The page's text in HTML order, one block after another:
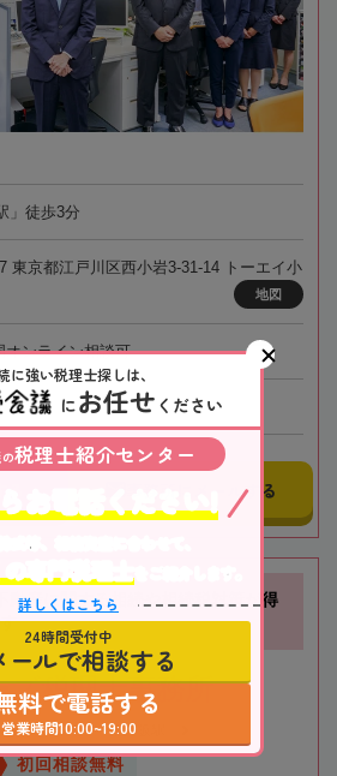
」徒歩3分
東京都江戸川区西小岩3-31-14 トーエイ小
地図
オンライン相談可
事務所にメールする
動産に関する相続や相続税対策が得
ズ税理士事務所
大阪市 新大阪駅
初回相談無料
に強い税理士探しは、
にお任せ ください
の税理士紹介センター
式等、相続資産に合わせて、
専門税理士
をご紹介します。
詳しくはこちら
24時間受付中
ールで相談する
料で電話する
営業時間10:00~19:00